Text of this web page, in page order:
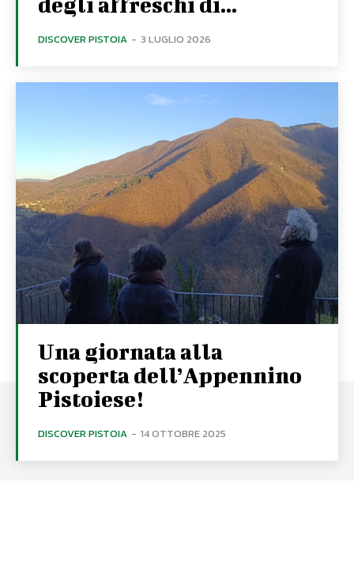
DISCOVER PISTOIA - 3 LUGLIO 2026
Una giornata alla
scoperta dell’Appennino
Pistoiese!
DISCOVER PISTOIA - 14 OTTOBRE 2025